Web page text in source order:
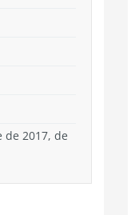
de 2017, de